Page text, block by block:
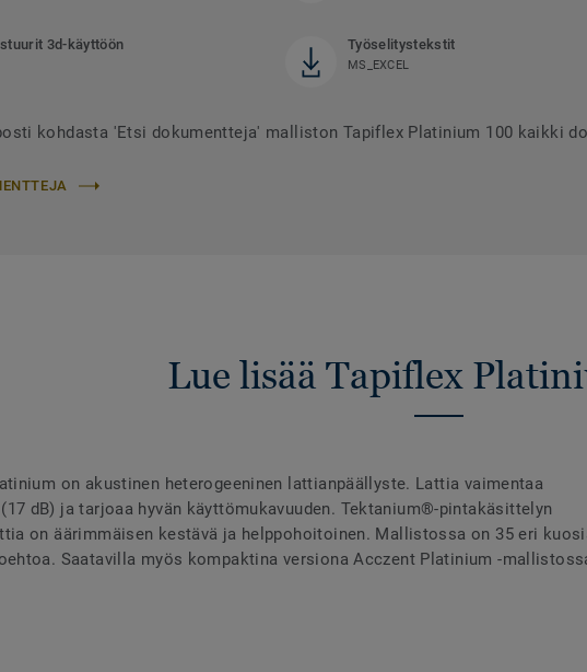
3d-käyttöön Työselitystekstit
MS_EXCEL
kohdasta 'Etsi dokumentteja' malliston Tapiflex Platinium 100 kaikki
Lue lisää Tapiflex
on akustinen heterogeeninen lattianpäällyste. Lattia vaimentaa
dB) ja tarjoaa hyvän käyttömukavuuden. Tektanium®-pintakäsittelyn
on äärimmäisen kestävä ja helppohoitoinen. Mallistossa on 35 eri
Saatavilla myös kompaktina versiona Acczent Platinium -